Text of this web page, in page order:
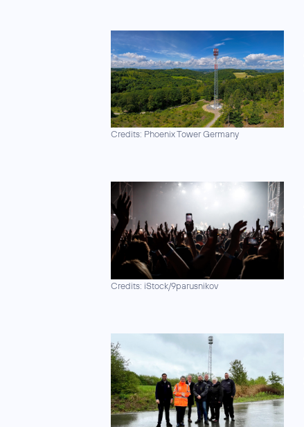
Credits: Phoenix Tower Germany
Credits: iStock/9parusnikov